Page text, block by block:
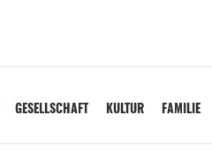
GESELLSCHAFT KULTUR FAMILIE